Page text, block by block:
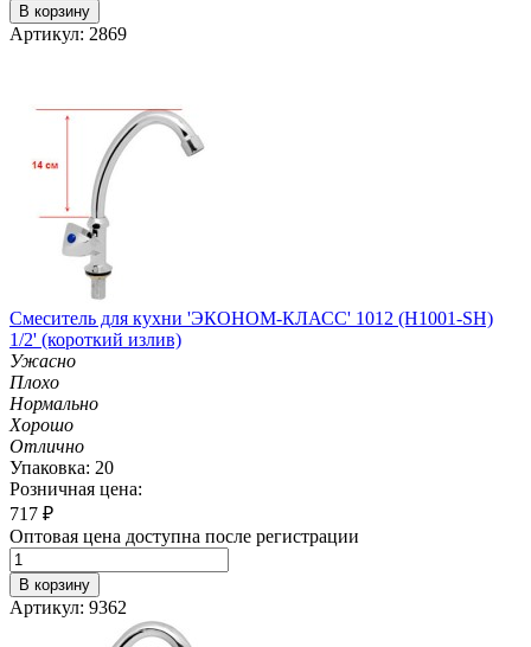
В корзину
Артикул: 2869
Смеситель для кухни 'ЭКОНОМ-КЛАСС' 1012 (H1001-SH)
1/2' (короткий излив)
Ужасно
Плохо
Нормально
Хорошо
Отлично
Упаковка: 20
Розничная цена:
717 ₽
Оптовая цена доступна после регистрации
В корзину
Артикул: 9362